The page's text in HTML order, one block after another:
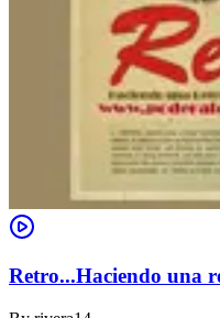
Retro...Haciendo una